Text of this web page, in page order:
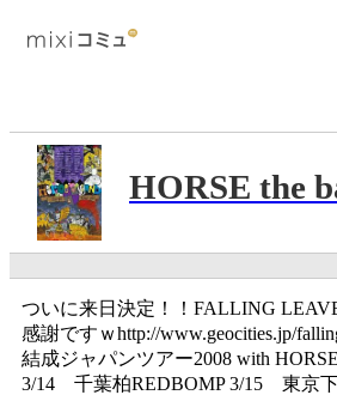
HORSE the
ついに来日決定！！FALLING
感謝ですｗhttp://www.geocities.jp/
結成ジャパンツアー2008 with
3/14 千葉柏REDBOMP 3/15 東京下